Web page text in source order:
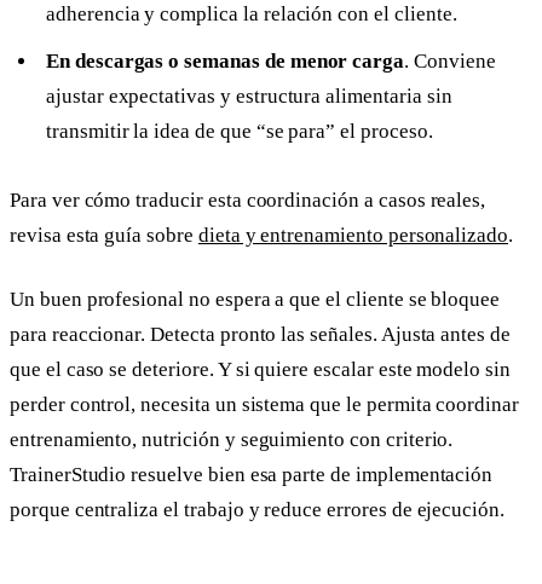
adherencia y complica la relación con el cliente.
En descargas o semanas de menor carga. Conviene
ajustar expectativas y estructura alimentaria sin
transmitir la idea de que “se para” el proceso.
Para ver cómo traducir esta coordinación a casos reales,
revisa esta guía sobre dieta y entrenamiento personalizado.
Un buen profesional no espera a que el cliente se bloquee
para reaccionar. Detecta pronto las señales. Ajusta antes de
que el caso se deteriore. Y si quiere escalar este modelo sin
perder control, necesita un sistema que le permita coordinar
entrenamiento, nutrición y seguimiento con criterio.
TrainerStudio resuelve bien esa parte de implementación
porque centraliza el trabajo y reduce errores de ejecución.